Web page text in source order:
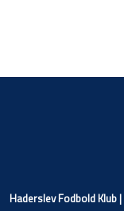
Haderslev Fodbold Klub